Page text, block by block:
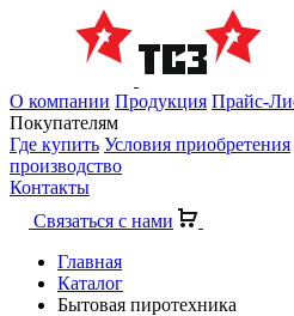
О компании Продукция Прайс-
Покупателям
Где купить Условия приобретения
производство
Контакты
Связаться с нами
Главная
Каталог
Бытовая пиротехника